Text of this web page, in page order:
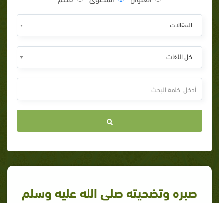
المقالات
كل اللغات
صبره وتضحيته صلى الله عليه وسلم